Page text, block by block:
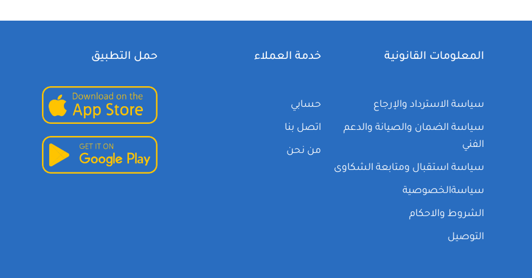
المعلومات القانونية
سياسة الاسترداد والإرجاع
سياسة الضمان والصيانة والدعم
الفني
سياسة استقبال ومتابعة الشكاوى
سياسةالخصوصية
الشروط والاحكام
التوصيل
خدمة العملاء
حسابي
اتصل بنا
من نحن
حمل التطبيق